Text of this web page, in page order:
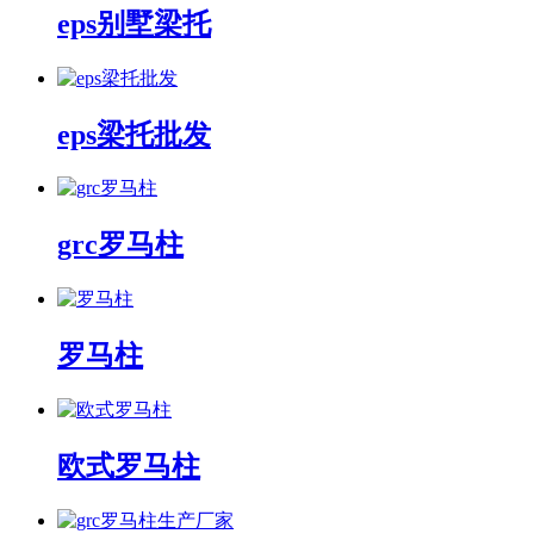
eps别墅梁托
eps梁托批发
grc罗马柱
罗马柱
欧式罗马柱